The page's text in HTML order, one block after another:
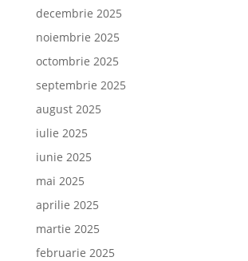
decembrie 2025
noiembrie 2025
octombrie 2025
septembrie 2025
august 2025
iulie 2025
iunie 2025
mai 2025
aprilie 2025
martie 2025
februarie 2025